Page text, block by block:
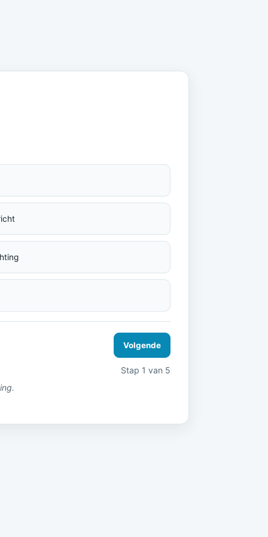
Volgende
Stap 1 van 5